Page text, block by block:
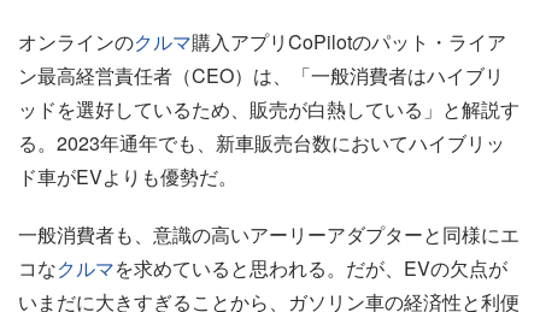
オンラインのクルマ購入アプリCoPilotのパット・ライア
ン最高経営責任者（CEO）は、「一般消費者はハイブリ
ッドを選好しているため、販売が白熱している」と解説す
る。2023年通年でも、新車販売台数においてハイブリッ
ド車がEVよりも優勢だ。
一般消費者も、意識の高いアーリーアダプターと同様にエ
コなクルマを求めていると思われる。だが、EVの欠点が
いまだに大きすぎることから、ガソリン車の経済性と利便